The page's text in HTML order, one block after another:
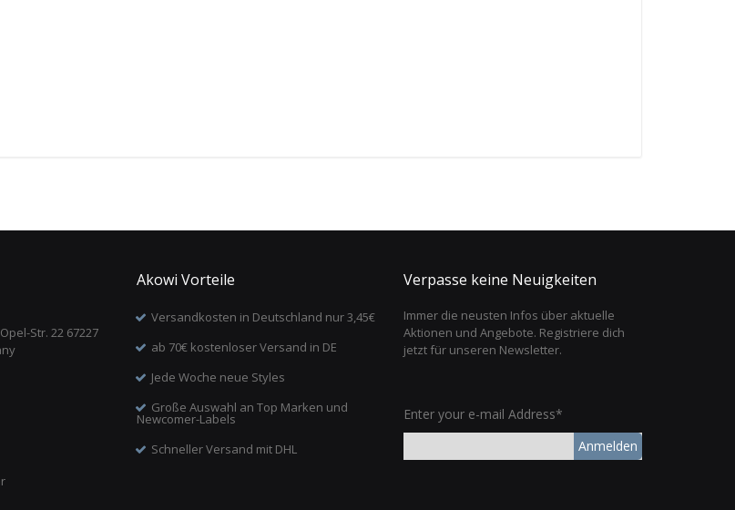
Str. 22 67227
Akowi Vorteile
Versandkosten in Deutschland nur 3,45€
ab 70€ kostenloser Versand in DE
Jede Woche neue Styles
Große Auswahl an Top Marken und
Newcomer-Labels
Schneller Versand mit DHL
Verpasse keine Neuigkeiten
Immer die neusten Infos über aktuelle
Aktionen und Angebote. Registriere dich
jetzt für unseren Newsletter.
Enter your e-mail Address*
Anmelden